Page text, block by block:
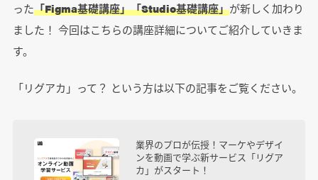
った「Figma基礎講座」「Studio基礎講座」が新しく加わり
ました！ 今回はこちらの講座詳細についてご紹介していきま
す。
「リグアカ」って？ という方は以下の記事をご覧ください。
業界のプロが伝授！マーケやデザイ
ンを動画で学ぶ新サービス「リグア
カ」がスタート！